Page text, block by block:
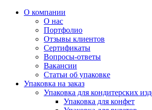
О компании
О нас
Портфолио
Отзывы клиентов
Сертификаты
Вопросы-ответы
Вакансии
Статьи об упаковке
Упаковка на заказ
Упаковка для кондитерских
Упаковка для конфет